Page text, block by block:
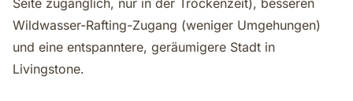
Seite zugänglich, nur in der Trockenzeit), besseren
Wildwasser-Rafting-Zugang (weniger Umgehungen)
und eine entspanntere, geräumigere Stadt in
Livingstone.